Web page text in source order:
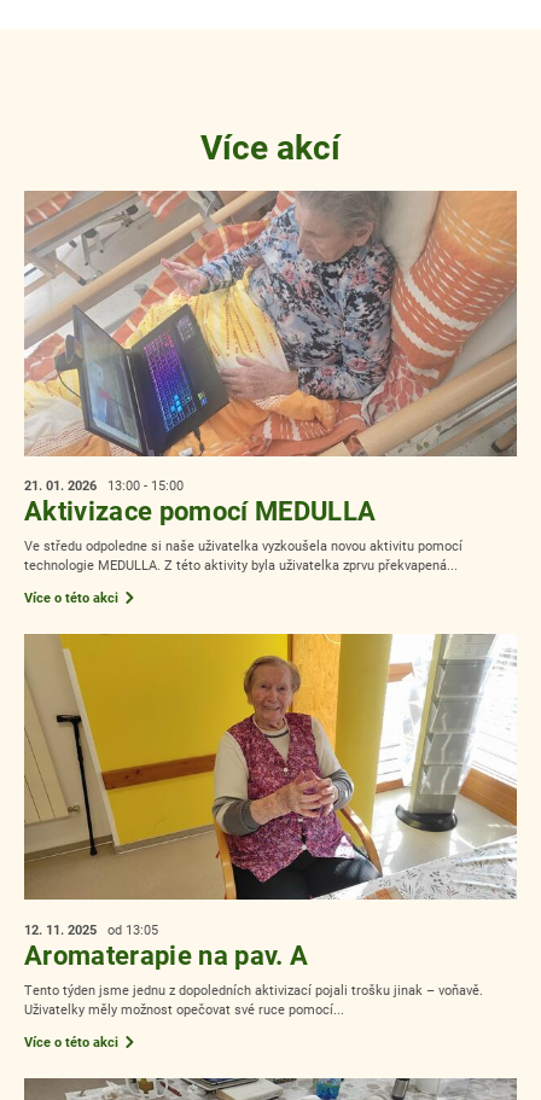
Více akcí
21. 01. 2026 13:00 - 15:00
Aktivizace pomocí MEDULLA
Ve středu odpoledne si naše uživatelka vyzkoušela novou aktivitu pomocí
technologie MEDULLA. Z této aktivity byla uživatelka zprvu překvapená...
Více o této akci
12. 11. 2025 od 13:05
Aromaterapie na pav. A
Tento týden jsme jednu z dopoledních aktivizací pojali trošku jinak – voňavě.
Uživatelky měly možnost opečovat své ruce pomocí...
Více o této akci